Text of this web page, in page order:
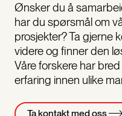
Ønsker du å
har du spørsmål om
prosjekter? Ta gjerne
videre og finner den
Våre forskere har
erfaring innen ulike
Ta kontakt med oss